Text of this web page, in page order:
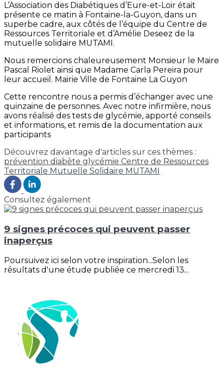
L’Association des Diabétiques d’Eure-et-Loir était
présente ce matin à Fontaine-la-Guyon, dans un
superbe cadre, aux côtés de l’équipe du Centre de
Ressources Territoriale et d’Amélie Deseez de la
mutuelle solidaire MUTAMI.
Nous remercions chaleureusement Monsieur le Maire
Pascal Riolet ainsi que Madame Carla Pereira pour
leur accueil. Mairie Ville de Fontaine La Guyon
Cette rencontre nous a permis d’échanger avec une
quinzaine de personnes. Avec notre infirmière, nous
avons réalisé des tests de glycémie, apporté conseils
et informations, et remis de la documentation aux
participants
Découvrez davantage d'articles sur ces thèmes :
prévention diabète glycémie Centre de Ressources
Territoriale Mutuelle Solidaire MUTAMI
Consultez également
9 signes précoces qui peuvent passer
inaperçus
Poursuivez ici selon votre inspiration...Selon les
résultats d'une étude publiée ce mercredi 13...